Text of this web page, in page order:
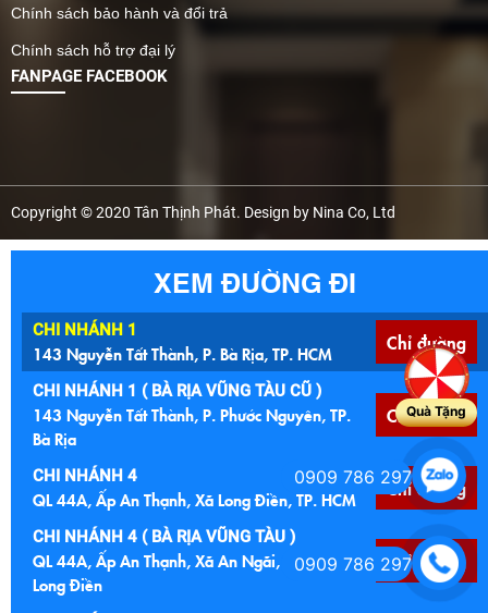
Chính sách bảo hành và đổi trả
Chính sách hỗ trợ đại lý
FANPAGE FACEBOOK
Copyright © 2020 Tân Thịnh Phát. Design by Nina Co, Ltd
XEM ĐƯỜNG ĐI
CHI NHÁNH 1
143 Nguyễn Tất Thành, P. Bà Rịa, TP. HCM Chỉ đường
CHI NHÁNH 1 ( BÀ RỊA VŨNG TÀU CŨ )
143 Nguyễn Tất Thành, P. Phước Nguyên, TP.
Bà Rịa
Chỉ đường
CHI NHÁNH 4
QL 44A, Ấp An Thạnh, Xã Long Điền, TP. HCM Chỉ đường
CHI NHÁNH 4 ( BÀ RỊA VŨNG TÀU )
QL 44A, Ấp An Thạnh, Xã An Ngãi, Huyện
Long Điền
Chỉ đường
Quà Tặng
0909 786 297
0909 786 297